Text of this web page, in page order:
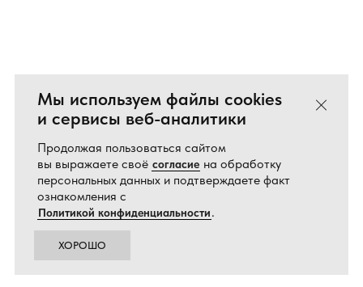
Мы используем файлы cookies
и сервисы веб-аналитики
Продолжая пользоваться сайтом
вы выражаете своё согласие на обработку
персональных данных и подтверждаете факт
ознакомления с
Политикой конфиденциальности.
ХОРОШО